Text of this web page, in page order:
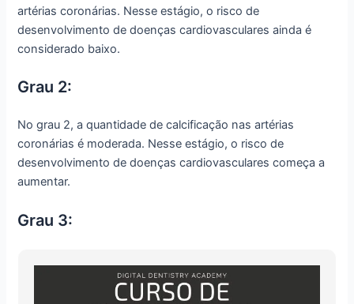
artérias coronárias. Nesse estágio, o risco de
desenvolvimento de doenças cardiovasculares ainda é
considerado baixo.
Grau 2:
No grau 2, a quantidade de calcificação nas artérias
coronárias é moderada. Nesse estágio, o risco de
desenvolvimento de doenças cardiovasculares começa a
aumentar.
Grau 3: